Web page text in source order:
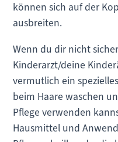
können sich auf der
ausbreiten.
Wenn du dir nicht
Kinderarzt/deine
vermutlich ein
beim Haare waschen
Pflege verwenden
Hausmittel und